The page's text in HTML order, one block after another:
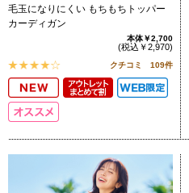
毛玉になりにくい もちもちトッパー
カーディガン
本体￥2,700
(税込￥2,970)
クチコミ 109件